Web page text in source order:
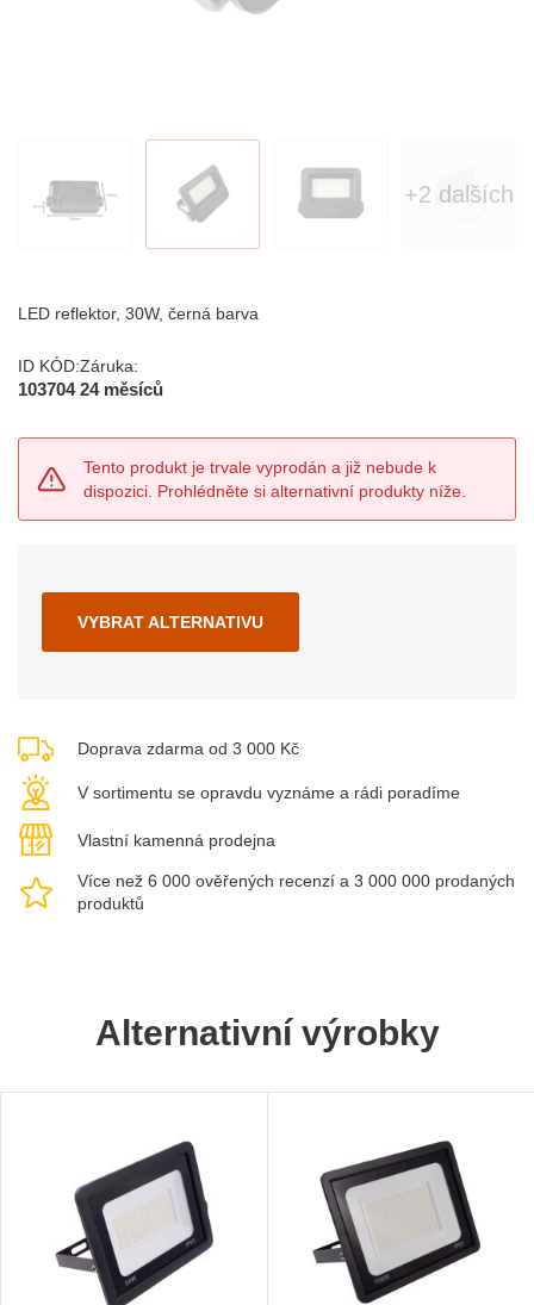
+2 dalších
LED reflektor, 30W, černá barva
ID KÓD:
103704
Záruka:
24 měsíců
Tento produkt je trvale vyprodán a již nebude k
dispozici. Prohlédněte si alternativní produkty níže.
VYBRAT ALTERNATIVU
Doprava zdarma od 3 000 Kč
V sortimentu se opravdu vyznáme a rádi poradíme
Vlastní kamenná prodejna
Více než 6 000 ověřených recenzí a 3 000 000 prodaných
produktů
Alternativní výrobky